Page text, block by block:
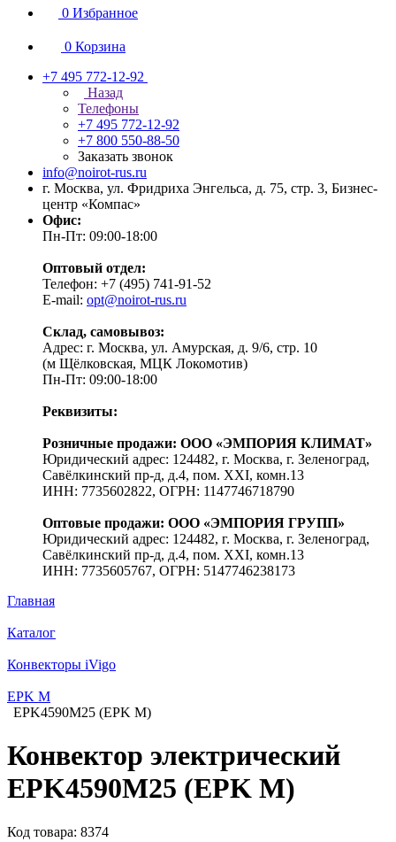
0 Избранное
0 Корзина
+7 495 772-12-92
Назад
Телефоны
+7 495 772-12-92
+7 800 550-88-50
Заказать звонок
info@noirot-rus.ru
г. Москва, ул. Фридриха Энгельса, д. 75, стр. 3, Бизнес-
центр «Компас»
Офис:
Пн-Пт: 09:00-18:00
Оптовый отдел:
Телефон: +7 (495) 741-91-52
E-mail: opt@noirot-rus.ru
Склад, самовывоз:
Адрес: г. Москва, ул. Амурская, д. 9/6, стр. 10
(м Щёлковская, МЦК Локомотив)
Пн-Пт: 09:00-18:00
Реквизиты:
Розничные продажи: ООО «ЭМПОРИЯ КЛИМАТ»
Юридический адрес: 124482, г. Москва, г. Зеленоград,
Савёлкинский пр-д, д.4, пом. XXI, комн.13
ИНН: 7735602822, ОГРН: 1147746718790
Оптовые продажи: ООО «ЭМПОРИЯ ГРУПП»
Юридический адрес: 124482, г. Москва, г. Зеленоград,
Савёлкинский пр-д, д.4, пом. XXI, комн.13
ИНН: 7735605767, ОГРН: 5147746238173
Главная
Каталог
Конвекторы iVigo
EPK M
EPK4590M25 (EPK M)
Конвектор электрический
EPK4590M25 (EPK M)
Код товара: 8374